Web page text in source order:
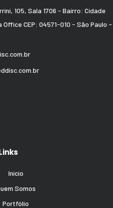
105, Sala 1706 - Bairro: Cidade
CEP: 04571-010 - São Paulo -
Início
Somos
Portfólio